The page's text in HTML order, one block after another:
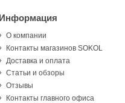
Информация
О компании
Контакты магазинов SOKOL
Доставка и оплата
Статьи и обзоры
Отзывы
Контакты главного офиса